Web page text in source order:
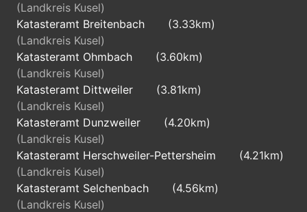
(Landkreis Kusel)
Katasteramt Breitenbach
(3.33km)
(Landkreis Kusel)
Katasteramt Ohmbach
(3.60km)
(Landkreis Kusel)
Katasteramt Dittweiler
(3.81km)
(Landkreis Kusel)
Katasteramt Dunzweiler
(4.20km)
(Landkreis Kusel)
Katasteramt Herschweiler-Pettersheim
(4.21km)
(Landkreis Kusel)
Katasteramt Selchenbach
(4.56km)
(Landkreis Kusel)